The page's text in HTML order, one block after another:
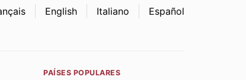
English Italiano Español
PAÍSES POPULARES